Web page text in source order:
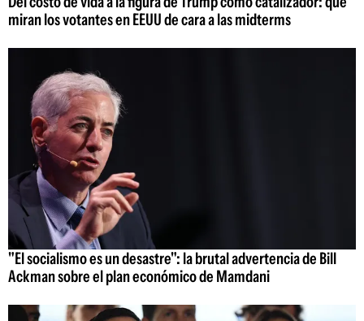
miran los votantes en EEUU de cara a las midterms
"El socialismo es un desastre": la brutal advertencia de Bill
Ackman sobre el plan económico de Mamdani